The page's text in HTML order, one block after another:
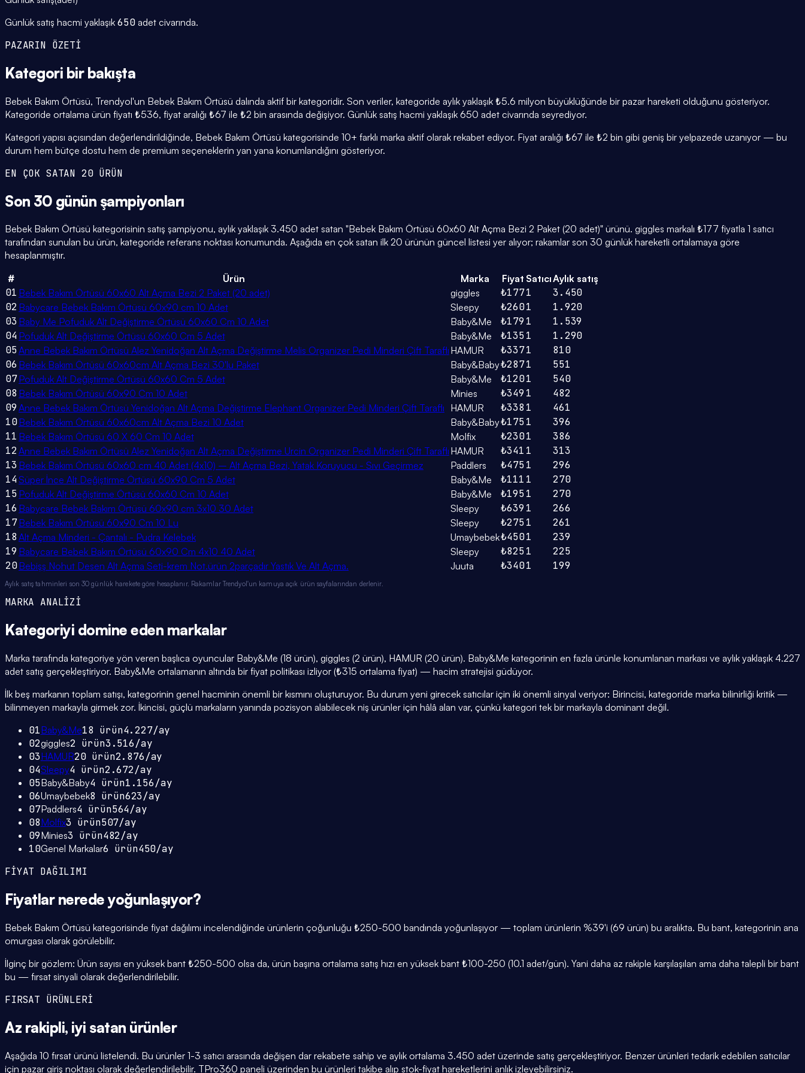
Günlük satış hacmi yaklaşık 650adet civarında.
PAZARIN ÖZETİ
Kategori bir bakışta
Bebek Bakım Örtüsü, Trendyol'un Bebek Bakım Örtüsü dalında aktif bir kategoridir. Son veriler, kategoride aylık yaklaşık ₺5.6 milyon büyüklüğünde bir pazar hareketi olduğunu gösteriyor.
Kategoride ortalama ürün fiyatı ₺536, fiyat aralığı ₺67 ile ₺2 bin arasında değişiyor. Günlük satış hacmi yaklaşık 650 adet civarında seyrediyor.
Kategori yapısı açısından değerlendirildiğinde, Bebek Bakım Örtüsü kategorisinde 10+ farklı marka aktif olarak rekabet ediyor. Fiyat aralığı ₺67 ile ₺2 bin gibi geniş bir yelpazede uzanıyor — bu
durum hem bütçe dostu hem de premium seçeneklerin yan yana konumlandığını gösteriyor.
EN ÇOK SATAN 20 ÜRÜN
Son 30 günün şampiyonları
Bebek Bakım Örtüsü kategorisinin satış şampiyonu, aylık yaklaşık 3.450 adet satan "Bebek Bakım Örtüsü 60x60 Alt Açma Bezi 2 Paket (20 adet)" ürünü. giggles markalı ₺177 fiyatla 1 satıcı
tarafından sunulan bu ürün, kategoride referans noktası konumunda. Aşağıda en çok satan ilk 20 ürünün güncel listesi yer alıyor; rakamlar son 30 günlük hareketli ortalamaya göre
hesaplanmıştır.
#
Ürün Marka Fiyat SatıcıAylık satış
01 Bebek Bakım Örtüsü 60x60 Alt Açma Bezi 2 Paket (20 adet) giggles ₺1771
3.450
02 Babycare Bebek Bakım Örtüsü 60x90 cm 10 Adet Sleepy ₺2601
1.920
03 Baby Me Pofuduk Alt Değiştirme Örtüsü 60x60 Cm 10 Adet Baby&Me ₺179 1
1.539
04 Pofuduk Alt Değiştirme Örtüsü 60x60 Cm 5 Adet Baby&Me ₺1351
1.290
05Anne Bebek Bakım Örtüsü Alez Yenidoğan Alt Açma Değiştirme Melis Organizer Pedi Minderi Çift Taraflı HAMUR ₺3371
810
06 Bebek Bakım Örtüsü 60x60cm Alt Açma Bezi 30'lu Paket Baby&Baby₺2871
551
07Pofuduk Alt Değiştirme Örtüsü 60x60 Cm 5 Adet Baby&Me ₺1201
540
08 Bebek Bakım Örtüsü 60x90 Cm 10 Adet Minies ₺349 1
482
09 Anne Bebek Bakım Örtüsü Yenidoğan Alt Açma Değiştirme Elephant Organizer Pedi Minderi Çift Taraflı HAMUR ₺338 1
461
10Bebek Bakım Örtüsü 60x60cm Alt Açma Bezi 10 Adet Baby&Baby₺1751
396
11 Bebek Bakım Örtüsü 60 X 60 Cm 10 Adet Molfix ₺2301
386
12 Anne Bebek Bakım Örtüsü Alez Yenidoğan Alt Açma Değiştirme Urcin Organizer Pedi Minderi Çift Taraflı HAMUR ₺341 1
313
13 Bebek Bakım Örtüsü 60x60 cm 40 Adet (4x10) – Alt Açma Bezi, Yatak Koruyucu - Sıvı Geçirmez Paddlers ₺4751
296
14Süper İnce Alt Değiştirme Örtüsü 60x90 Cm 5 Adet Baby&Me ₺111 1
270
15 Pofuduk Alt Değiştirme Örtüsü 60x60 Cm 10 Adet Baby&Me ₺1951
270
16 Babycare Bebek Bakım Örtüsü 60x90 cm 3x10 30 Adet Sleepy ₺639 1
266
17Bebek Bakım Örtüsü 60x90 Cm 10 Lu Sleepy ₺2751
261
18 Alt Açma Minderi - Çantalı - Pudra Kelebek Umaybebek₺4501
239
19 Babycare Bebek Bakım Örtüsü 60x90 Cm 4x10 40 Adet Sleepy ₺8251
225
20Bebişş Nohut Desen Alt Açma Seti-krem Not.ürün 2parçadır Yastık Ve Alt Açma. Juuta ₺3401 199
Aylık satış tahminleri son 30 günlük harekete göre hesaplanır. Rakamlar Trendyol'un kamuya açık ürün sayfalarından derlenir.
MARKA ANALİZİ
Kategoriyi domine eden markalar
Marka tarafında kategoriye yön veren başlıca oyuncular Baby&Me (18 ürün), giggles (2 ürün), HAMUR (20 ürün). Baby&Me kategorinin en fazla ürünle konumlanan markası ve aylık yaklaşık 4.227
adet satış gerçekleştiriyor. Baby&Me ortalamanın altında bir fiyat politikası izliyor (₺315 ortalama fiyat) — hacim stratejisi güdüyor.
İlk beş markanın toplam satışı, kategorinin genel hacminin önemli bir kısmını oluşturuyor. Bu durum yeni girecek satıcılar için iki önemli sinyal veriyor: Birincisi, kategoride marka bilinirliği kritik —
bilinmeyen markayla girmek zor. İkincisi, güçlü markaların yanında pozisyon alabilecek niş ürünler için hâlâ alan var, çünkü kategori tek bir markayla dominant değil.
01Baby&Me18 ürün4.227/ay
02giggles2 ürün3.516/ay
03HAMUR20ürün2.876/ay
04Sleepy4 ürün2.672/ay
05Baby&Baby4 ürün1.156/ay
06Umaybebek8 ürün623/ay
07Paddlers4 ürün564/ay
08Molfix3 ürün507/ay
09Minies3 ürün482/ay
10Genel Markalar6 ürün450/ay
FİYAT DAĞILIMI
Fiyatlar nerede yoğunlaşıyor?
Bebek Bakım Örtüsü kategorisinde fiyat dağılımı incelendiğinde ürünlerin çoğunluğu ₺250-500 bandında yoğunlaşıyor — toplam ürünlerin %39'i (69 ürün) bu aralıkta. Bu bant, kategorinin ana
omurgası olarak görülebilir.
İlginç bir gözlem: Ürün sayısı en yüksek bant ₺250-500 olsa da, ürün başına ortalama satış hızı en yüksek bant ₺100-250 (10.1 adet/gün). Yani daha az rakiple karşılaşılan ama daha talepli bir bant
bu — fırsat sinyali olarak değerlendirilebilir.
FIRSAT ÜRÜNLERİ
Az rakipli, iyi satan ürünler
Aşağıda 10 fırsat ürünü listelendi. Bu ürünler 1-3 satıcı arasında değişen dar rekabete sahip ve aylık ortalama 3.450 adet üzerinde satış gerçekleştiriyor. Benzer ürünleri tedarik edebilen satıcılar
için pazar giriş noktası olarak değerlendirilebilir. TPro360 paneli üzerinden bu ürünleri takibe alıp stok-fiyat hareketlerini anlık izleyebilirsiniz.